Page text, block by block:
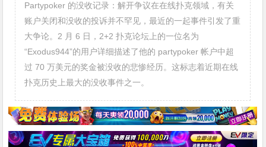
Partypoker 的没收记录：解开争议在在线扑克领域，有关
账户关闭和没收的投诉并不罕见，最近的一起事件引发了重
大争论。2 月 6 日，2+2 扑克论坛上的一位名为
“Exodus944”的用户详细描述了他的 partypoker 帐户中超
过 70 万美元的奖金被没收的悲惨经历。这标志着近期在线
扑克历史上最大的没收事件之一。